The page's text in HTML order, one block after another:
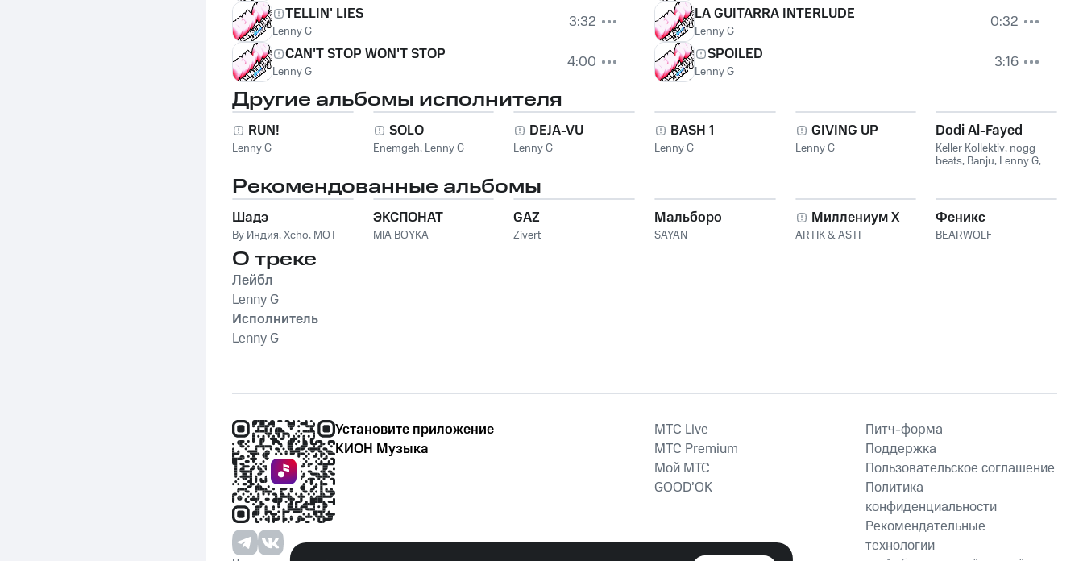
TELLIN' LIES
Lenny G
3:32
CAN'T STOP WON'T STOP
Lenny G 4:00
LA GUITARRA INTERLUDE
Lenny G
0:32
SPOILED
Lenny G 3:16
Другие альбомы исполнителя
RUN!
Lenny G
SOLO
Enemgeh, Lenny G
DEJA-VU
Lenny G
BASH 1
Lenny G
GIVING UP
Lenny G
Dodi Al-Fayed
Keller Kollektiv, nogg
beats, Banju, Lenny G,
Рекомендованные альбомы
Шадэ
By Индия,Xcho, MOT
ЭКСПОНАТ
MIA BOYKA
GAZ
Zivert
Мальборо
SAYAN
Миллениум X
ARTIK & ASTI
Феникс
BEARWOLF
О треке
Лейбл
Lenny G
Исполнитель
Lenny G
Установите приложение
КИОН Музыка
MTС Live
MTС Premium
Мой МТС
GOOD’OK
Питч-форма
Поддержка
Пользовательское соглашение
Политика
конфиденциальности
Рекомендательные
технологии